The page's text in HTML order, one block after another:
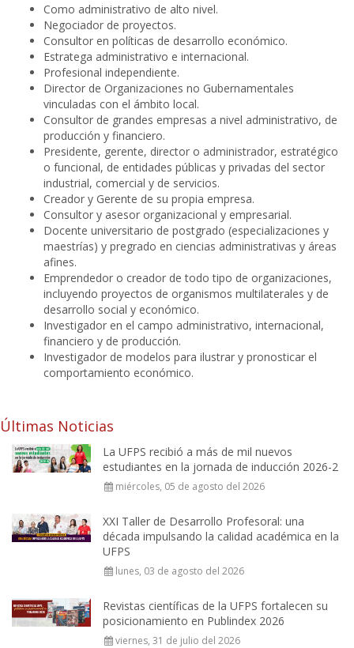
Como administrativo de alto nivel.
Negociador de proyectos.
Consultor en políticas de desarrollo económico.
Estratega administrativo e internacional.
Profesional independiente.
Director de Organizaciones no Gubernamentales
vinculadas con el ámbito local.
Consultor de grandes empresas a nivel administrativo, de
producción y financiero.
Presidente, gerente, director o administrador, estratégico
o funcional, de entidades públicas y privadas del sector
industrial, comercial y de servicios.
Creador y Gerente de su propia empresa.
Consultor y asesor organizacional y empresarial.
Docente universitario de postgrado (especializaciones y
maestrías) y pregrado en ciencias administrativas y áreas
afines.
Emprendedor o creador de todo tipo de organizaciones,
incluyendo proyectos de organismos multilaterales y de
desarrollo social y económico.
Investigador en el campo administrativo, internacional,
financiero y de producción.
Investigador de modelos para ilustrar y pronosticar el
comportamiento económico.
Últimas Noticias
La UFPS recibió a más de mil nuevos
estudiantes en la jornada de inducción 2026-2
miércoles, 05 de agosto del 2026
XXI Taller de Desarrollo Profesoral: una
década impulsando la calidad académica en la
UFPS
lunes, 03 de agosto del 2026
Revistas científicas de la UFPS fortalecen su
posicionamiento en Publindex 2026
viernes, 31 de julio del 2026